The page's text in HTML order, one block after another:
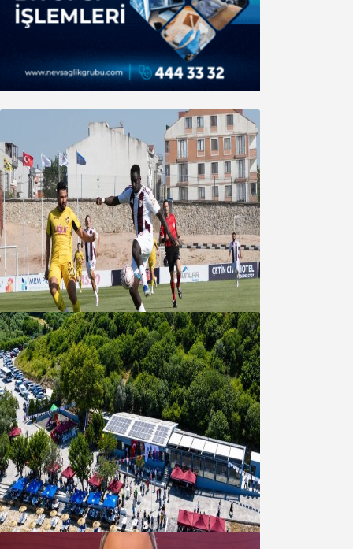
Bandırmaspor’dan 3 gollü başlangıç
08 Ağustos 2026
Bandırma Belediyesinden
Şirinçavuş’a hayat veren tesis
08 Ağustos 2026